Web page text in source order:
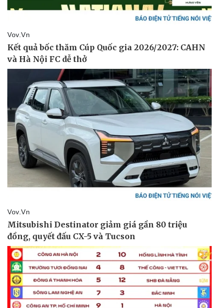
Tin nóng
Tư vấn luật
Việt Nam
Phân tích